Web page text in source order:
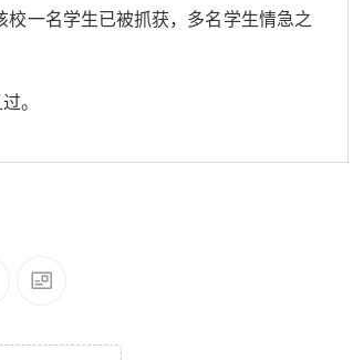
一名学生已被抓获，多名学生情急之
。